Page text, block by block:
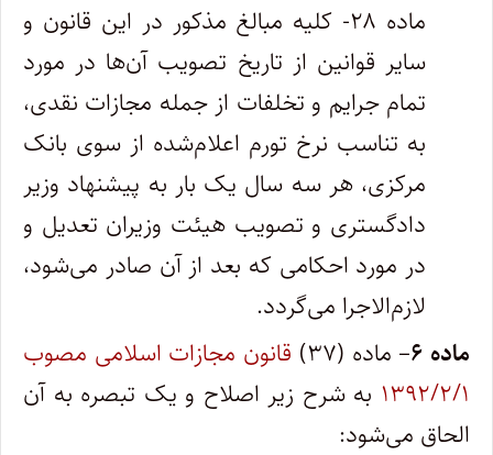
ماده ۲۸- کلیه مبالغ مذکور در این قانون و
سایر قوانین از تاریخ تصویب آن‌ها در مورد
تمام جرایم و تخلفات از جمله مجازات نقدی،
به تناسب نرخ تورم اعلام‌شده از سوی بانک
مرکزی، هر سه سال یک بار به پیشنهاد وزیر
دادگستری و تصویب هیئت وزیران تعدیل و
در مورد احکامی که بعد از آن صادر می‌شود،
لازم‌الاجرا می‌گردد.
ماده ۶ – ماده (۳۷)
قانون مجازات اسلامی مصوب
۱۳۹۲/۲/۱ به شرح زیر اصلاح و یک تبصره به آن
الحاق می‌شود: